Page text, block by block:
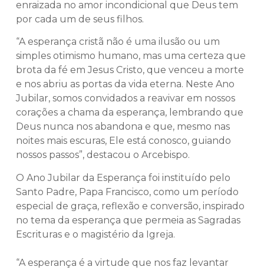
enraizada no amor incondicional que Deus tem
por cada um de seus filhos.
“A esperança cristã não é uma ilusão ou um
simples otimismo humano, mas uma certeza que
brota da fé em Jesus Cristo, que venceu a morte
e nos abriu as portas da vida eterna. Neste Ano
Jubilar, somos convidados a reavivar em nossos
corações a chama da esperança, lembrando que
Deus nunca nos abandona e que, mesmo nas
noites mais escuras, Ele está conosco, guiando
nossos passos”, destacou o Arcebispo.
O Ano Jubilar da Esperança foi instituído pelo
Santo Padre, Papa Francisco, como um período
especial de graça, reflexão e conversão, inspirado
no tema da esperança que permeia as Sagradas
Escrituras e o magistério da Igreja.
“A esperança é a virtude que nos faz levantar